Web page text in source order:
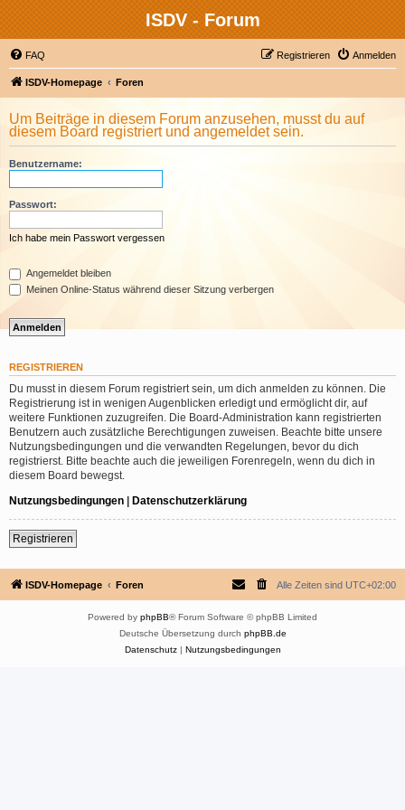
ISDV - Forum
FAQ Anmelden
Registrieren
ISDV-Homepage Foren
Um Beiträge in diesem Forum anzusehen, musst du auf
diesem Board registriert und angemeldet sein.
Benutzername:
Passwort:
Ich habe mein Passwort vergessen
Angemeldet bleiben
Meinen Online-Status während dieser Sitzung verbergen
REGISTRIEREN
Du musst in diesem Forum registriert sein, um dich anmelden zu können. Die
Registrierung ist in wenigen Augenblicken erledigt und ermöglicht dir, auf
weitere Funktionen zuzugreifen. Die Board-Administration kann registrierten
Benutzern auch zusätzliche Berechtigungen zuweisen. Beachte bitte unsere
Nutzungsbedingungen und die verwandten Regelungen, bevor du dich
registrierst. Bitte beachte auch die jeweiligen Forenregeln, wenn du dich in
diesem Board bewegst.
Nutzungsbedingungen | Datenschutzerklärung
Registrieren
ISDV-Homepage Foren Alle Zeiten sind UTC+02:00
Powered by phpBB® Forum Software © phpBB Limited
Deutsche Übersetzung durch phpBB.de
Datenschutz| Nutzungsbedingungen